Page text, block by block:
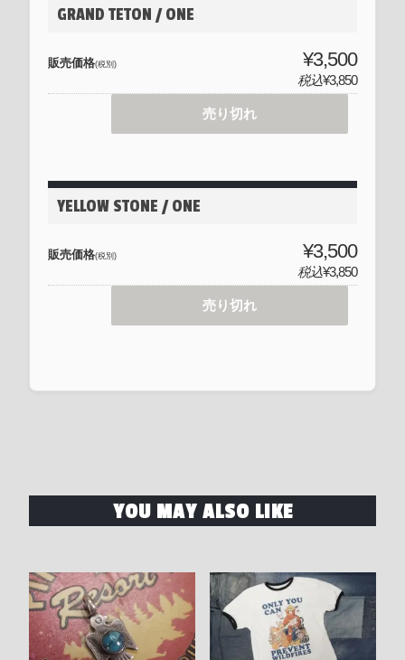
GRAND TETON / ONE
販売価格(税別) ¥3,500
税込¥3,850
売り切れ
YELLOW STONE / ONE
販売価格(税別) ¥3,500
税込¥3,850
売り切れ
YOU MAY ALSO LIKE